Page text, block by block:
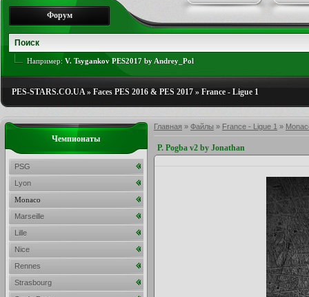
Форум
Например: V. Tsygankov PES2017 by Andrey_Pol
PES-STARS.CO.UA» Faces PES 2016 & PES 2017 » France - Ligue 1
Главная » Файлы » France - Ligue 1 »
P. Pogba v2 by Jonathan
Чемпионаты
PSG
Lyon
Monaco
Marseille
Lille
Nice
Rennes
Strasbourg